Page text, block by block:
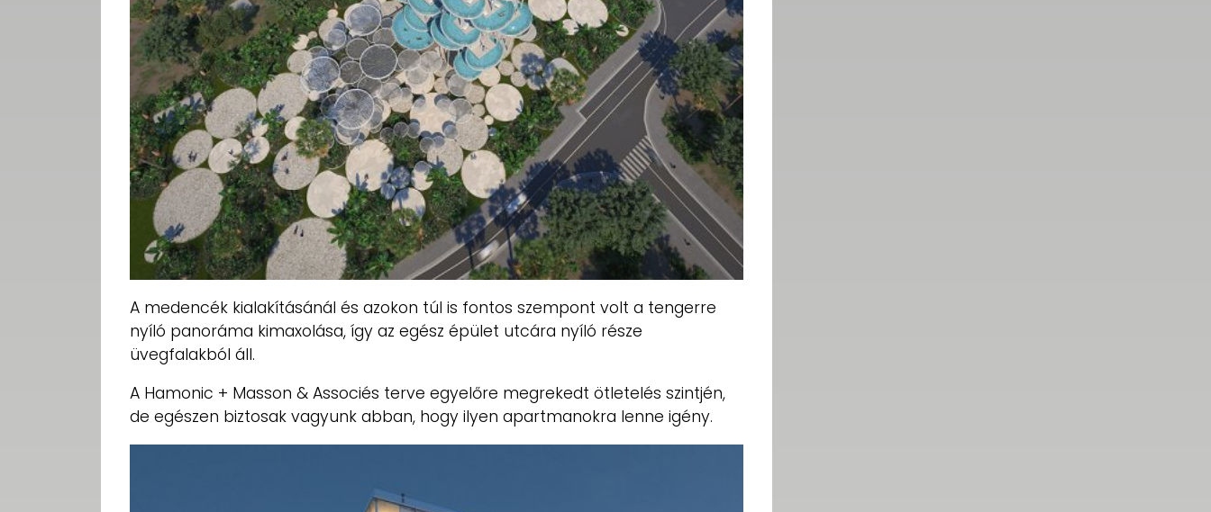
A medencék kialakításánál és azokon túl is fontos szempont volt a tengerre
nyíló panoráma kimaxolása, így az egész épület utcára nyíló része
üvegfalakból áll.
A Hamonic + Masson & Associés terve egyelőre megrekedt ötletelés szintjén,
de egészen biztosak vagyunk abban, hogy ilyen apartmanokra lenne igény.